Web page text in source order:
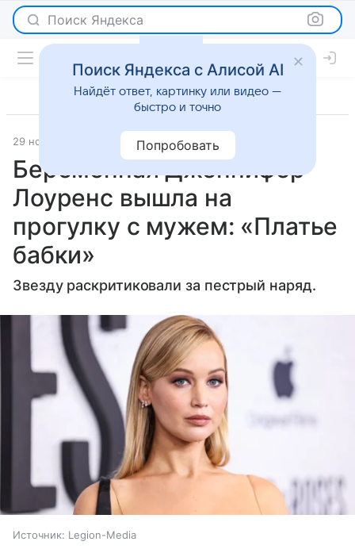
Поиск Яндекса
29 ноября 2024 Газета.Ру Светская жизнь
Беременная Дженнифер
Лоуренс вышла на
прогулку с мужем: «Платье
бабки»
Звезду раскритиковали за пестрый наряд.
Источник: Legion-Media
Поиск Яндекса с Алисой AI
Найдёт ответ, картинку или видео —
быстро и точно
Попробовать